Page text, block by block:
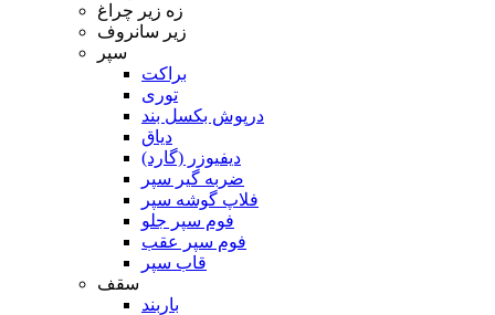
زه زیر چراغ
زیر سانروف
سپر
براکت
توری
درپوش بکسل بند
دیاق
دیفیوزر (گارد)
ضربه گیر سپر
فلاپ گوشه سپر
فوم سپر جلو
فوم سپر عقب
قاب سپر
سقف
باربند